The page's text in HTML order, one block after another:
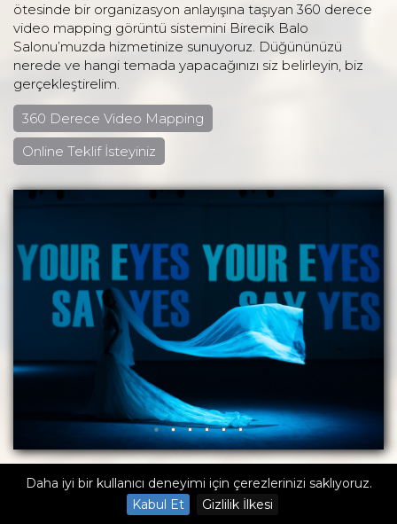
Daha iyi bir kullanıcı deneyimi için çerezlerinizi saklıyoruz.
Kabul Et
Gizlilik İlkesi
ötesinde bir organizasyon anlayışına taşıyan 360 derece
video mapping görüntü sistemini Birecik Balo
Salonu’muzda hizmetinize sunuyoruz. Düğününüzü
nerede ve hangi temada yapacağınızı siz belirleyin, biz
gerçekleştirelim.
360 Derece Video Mapping
Online Teklif İsteyiniz